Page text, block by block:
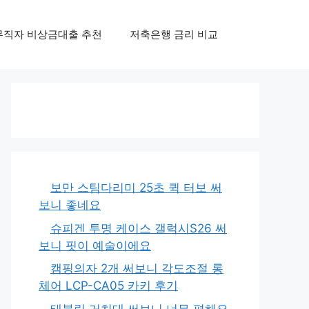
직자 비상금대출 추천 저축은행 금리 비교
보만 스팀다리미 25초 퀵 터보 써
보니 좋네요
슈피겐 투명 케이스 갤럭시S26 써
보니 핏이 예술이에요
캠핑의자 2개 써보니 각도조절 롱
체어 LCP-CA05 카키 후기